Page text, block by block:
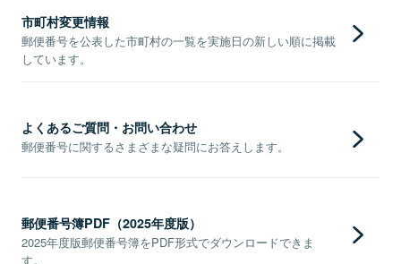
市町村変更情報
郵便番号を公表した市町村の一覧を実施日の新しい順に掲載
しています。
よくあるご質問・お問い合わせ
郵便番号に関するさまざまな疑問にお答えします。
郵便番号簿PDF（2025年度版）
2025年度版郵便番号簿をPDF形式でダウンロードできま
す。